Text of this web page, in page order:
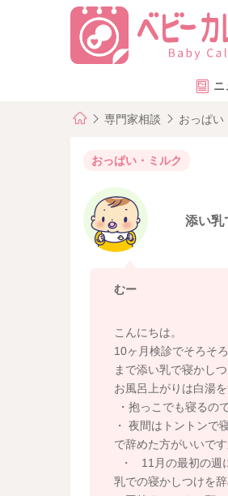
ニ
専門家相談 おっぱい
おっぱい・ミルク
添い乳
むー
こんにちは。
10ヶ月検診でそろそ
まで添い乳で寝かし
お風呂上がりは白湯
・抱っこでも寝るの
・ 夜間はトントンで
で辞めた方がいいです
・ 11月の最初の週
乳での寝かしつけを